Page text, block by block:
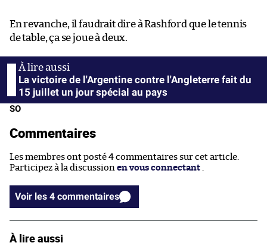
En revanche, il faudrait dire à Rashford que le tennis
de table, ça se joue à deux.
La victoire de l'Argentine contre l'Angleterre fait du
15 juillet un jour spécial au pays
SO
Commentaires
Les membres ont posté 4 commentaires sur cet article.
Participez à la discussion en vous connectant
Voir les 4 commentaires
À lire aussi